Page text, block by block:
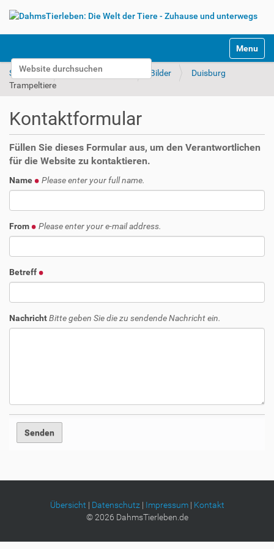
Website durchsuchen
Erweiterte Suche…
k
Toggle
Startseite Tierparks & Zoos Bilder
Duisburg
Trampeltiere
Kontaktformular
Füllen Sie dieses Formular aus, um den Verantwortlichen
für die Website zu kontaktieren.
Name Please enter your full name.
From Please enter your e-mail address.
Betreff
NachrichtBitte geben Sie die zu sendende Nachricht ein.
Übersicht | Datenschutz| Impressum| Kontakt
©2026 DahmsTierleben.de